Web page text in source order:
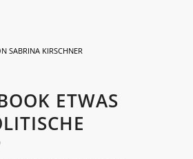
SABRINA KIRSCHNER
ETWAS